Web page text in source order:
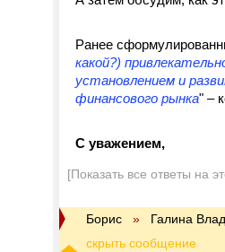
Ранее
какой?)
установлением и
финансового рынка" –
С уважением,
[Показать все ответы на
Борис » Галина